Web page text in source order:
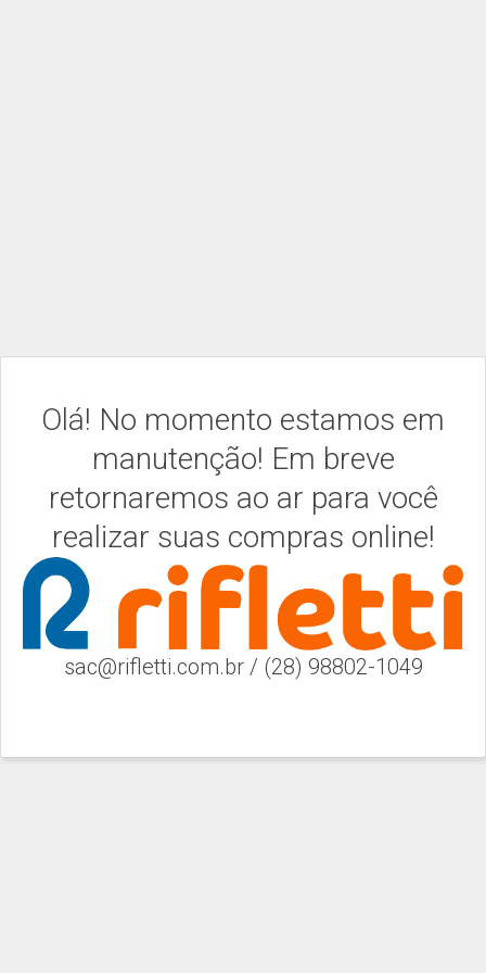
Olá! No momento estamos em
manutenção! Em breve
retornaremos ao ar para você
realizar suas compras online!
sac@rifletti.com.br / (28) 98802-1049